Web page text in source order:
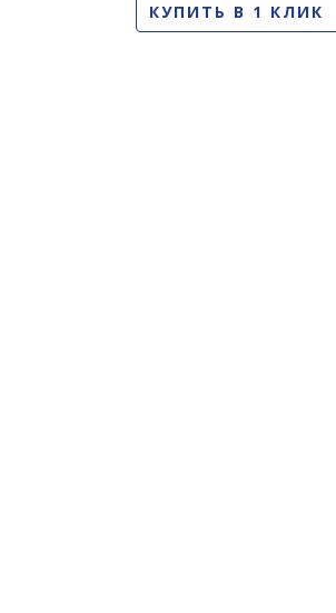
КУПИТЬ В 1 КЛИК